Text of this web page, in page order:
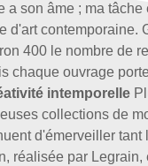
son âme ; ma
400 le nombre de
ouvrage
intemporelle
collections de
d'émerveiller
réalisée par